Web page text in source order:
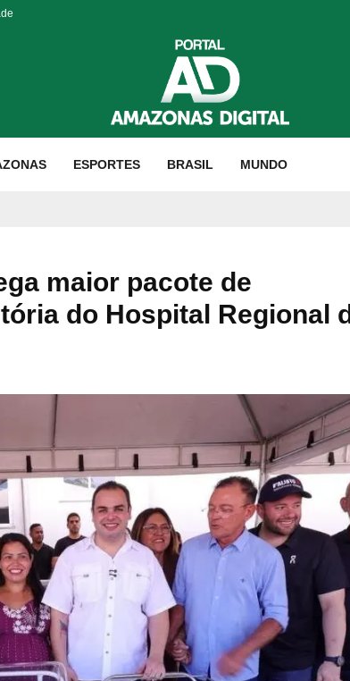
ESPORTES BRASIL MUNDO
maior pacote de
do Hospital Regional